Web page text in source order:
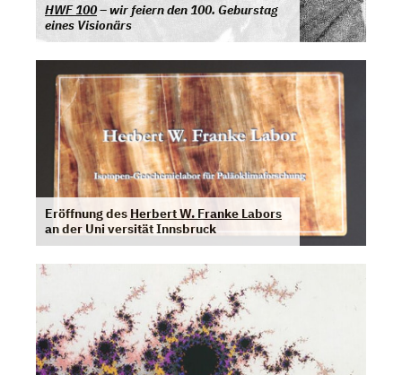
HWF 100– wir feiern den 100. Geburstag
eines Visionärs
Eröffnung des Herbert W. Franke Labors
an der Uni versität Innsbruck